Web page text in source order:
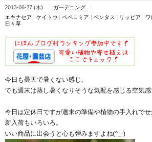
2013-06-27 (木)
ガーデニング
エキナセア | ケイトウ | ペペロミア | ペンタス | リッピア | ワ
日々草
今日も曇天で暑くない感じ。
でも週末は蒸し暑くなりそうな気配を感じる空気
今日は定休日ですが週末の準備や植物の手入れで
新入荷もいろいろ。
いい商品に出会うと心も弾みますよね(^_-)